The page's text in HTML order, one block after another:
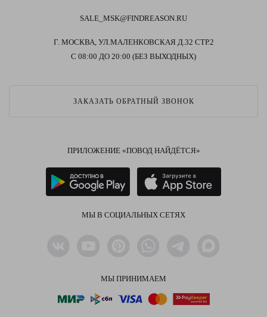
SALE_MSK@FINDREASON.RU
Г. МОСКВА, УЛ.МАЛЕНКОВСКАЯ Д.32 СТР.2
С 08:00 ДО 20:00 (БЕЗ ВЫХОДНЫХ)
ЗАКАЗАТЬ ОБРАТНЫЙ ЗВОНОК
ПРИЛОЖЕНИЕ «ПОВОД НАЙДЁТСЯ»
МЫ В СОЦИАЛЬНЫХ СЕТЯХ
МЫ ПРИНИМАЕМ